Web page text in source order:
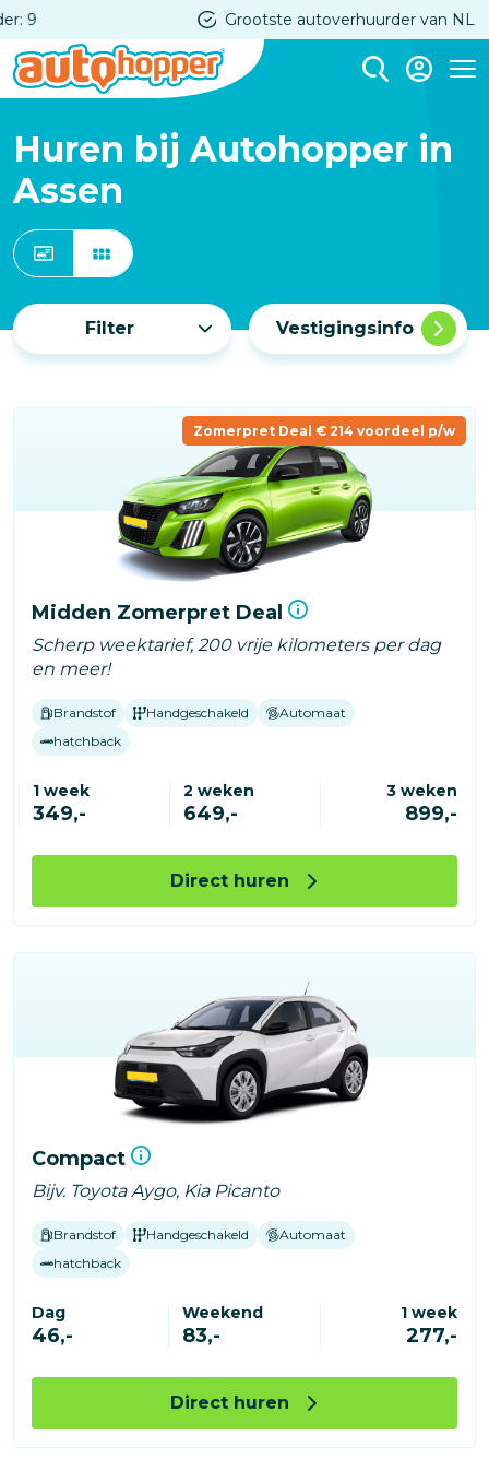
Overslaan
en
naar
inhoud
gaan
Grootste autoverhuurder van NL
Huren bij Autohopper in
Assen
Filter Vestigingsinfo
Zomerpret Deal € 214 voordeel p/w
Midden Zomerpret Deal
Scherp weektarief, 200 vrije kilometers per dag
en meer!
Brandstof Handgeschakeld
Automaat
hatchback
1 week
349,-
2 weken
649,-
3 weken
899,-
Direct huren
Compact
Bijv. Toyota Aygo, Kia Picanto
Brandstof Handgeschakeld
Automaat
hatchback
Dag
46,-
Weekend
83,-
1 week
277,-
Direct huren